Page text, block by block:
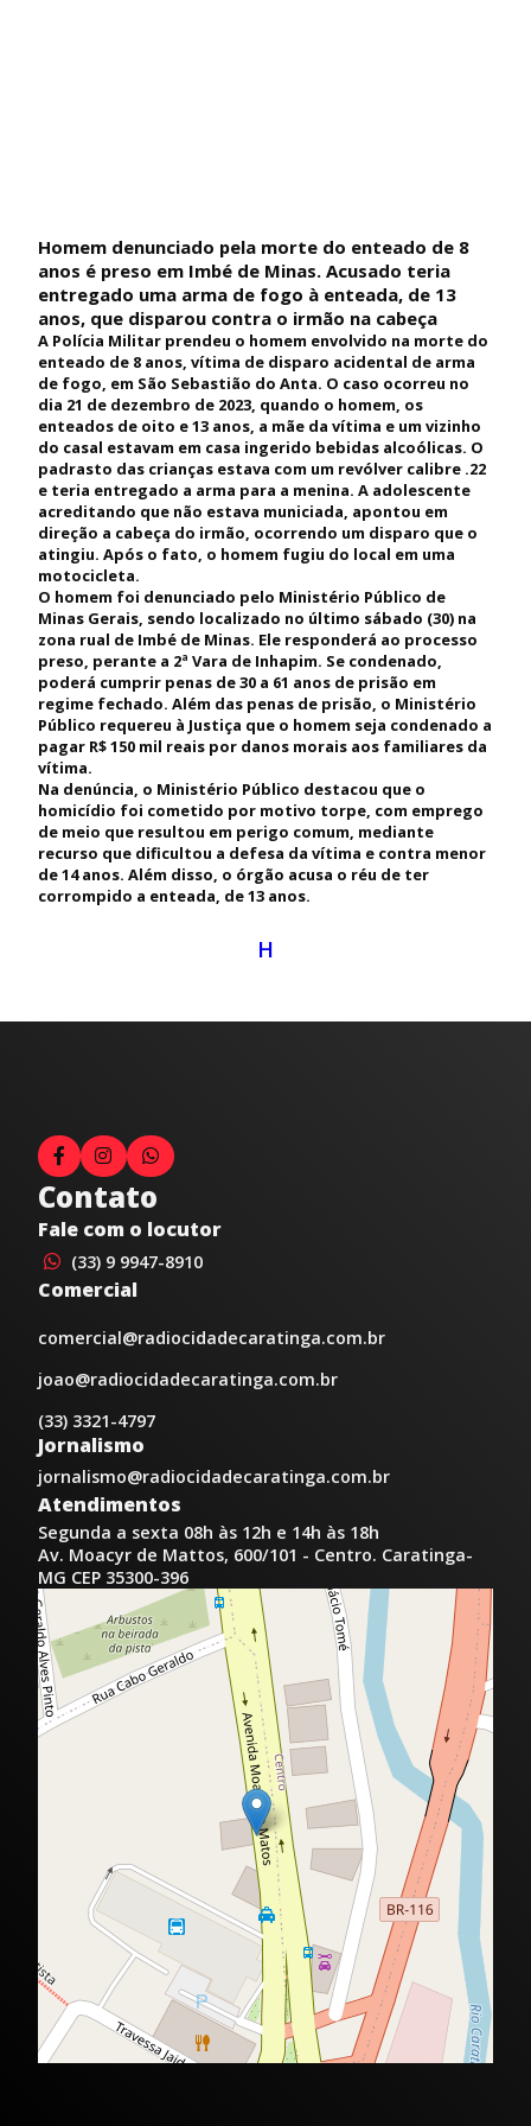
Homem denunciado pela morte do enteado de 8
anos é preso em Imbé de Minas. Acusado teria
entregado uma arma de fogo à enteada, de 13
anos, que disparou contra o irmão na cabeça
A Polícia Militar prendeu o homem envolvido na morte do
enteado de 8 anos, vítima de disparo acidental de arma
de fogo, em São Sebastião do Anta. O caso ocorreu no
dia 21 de dezembro de 2023, quando o homem, os
enteados de oito e 13 anos, a mãe da vítima e um vizinho
do casal estavam em casa ingerido bebidas alcoólicas. O
padrasto das crianças estava com um revólver calibre .22
e teria entregado a arma para a menina. A adolescente
acreditando que não estava municiada, apontou em
direção a cabeça do irmão, ocorrendo um disparo que o
atingiu. Após o fato, o homem fugiu do local em uma
motocicleta.
O homem foi denunciado pelo Ministério Público de
Minas Gerais, sendo localizado no último sábado (30) na
zona rual de Imbé de Minas. Ele responderá ao processo
preso, perante a 2ª Vara de Inhapim. Se condenado,
poderá cumprir penas de 30 a 61 anos de prisão em
regime fechado. Além das penas de prisão, o Ministério
Público requereu à Justiça que o homem seja condenado a
pagar R$ 150 mil reais por danos morais aos familiares da
vítima.
Na denúncia, o Ministério Público destacou que o
homicídio foi cometido por motivo torpe, com emprego
de meio que resultou em perigo comum, mediante
recurso que dificultou a defesa da vítima e contra menor
de 14 anos. Além disso, o órgão acusa o réu de ter
corrompido a enteada, de 13 anos.
H
Contato
Fale com o locutor
(33) 9 9947-8910
Comercial
comercial@radiocidadecaratinga.com.br
joao@radiocidadecaratinga.com.br
(33) 3321-4797
Jornalismo
jornalismo@radiocidadecaratinga.com.br
Atendimentos
Segunda a sexta 08h às 12h e 14h às 18h
Av. Moacyr de Mattos, 600/101 - Centro. Caratinga-
MG CEP 35300-396